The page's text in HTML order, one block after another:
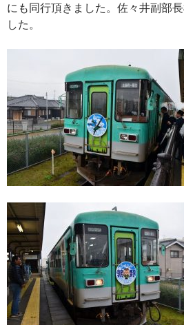
にも同行頂きました。佐々井副部
した。